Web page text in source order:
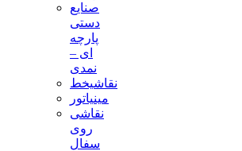
صنایع
دستی
پارچه
ای –
نمدی
نقاشیخط
مینیاتور
نقاشی
روی
سفال